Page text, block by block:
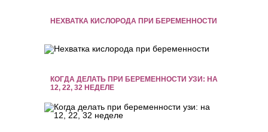
НЕХВАТКА КИСЛОРОДА ПРИ БЕРЕМЕННОСТИ
КОГДА ДЕЛАТЬ ПРИ БЕРЕМЕННОСТИ УЗИ: НА
12, 22, 32 НЕДЕЛЕ